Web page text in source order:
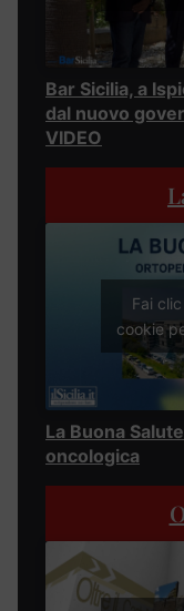
Bar Sicilia, a
dal nuovo
VIDEO
Fai
cookie
La Buona
oncologica